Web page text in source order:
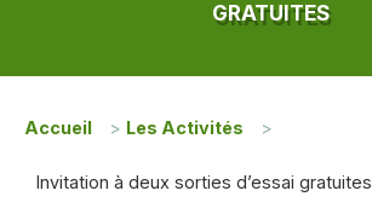
GRATUITES
Accueil > Les Activités >
Invitation à deux sorties d’essai gratuites